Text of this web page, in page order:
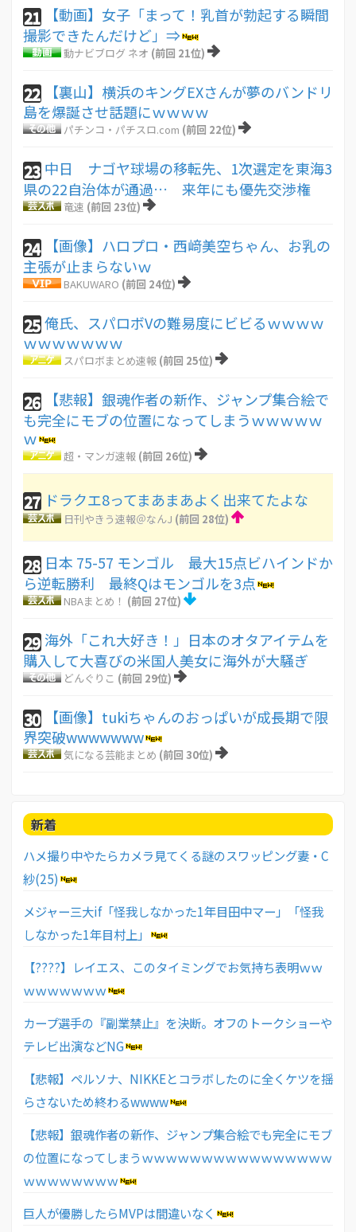
21
【動画】女子「まって！乳首が勃起する瞬間
撮影できたんだけど」⇒
動ナビブログ ネオ (前回 21位)
22
【裏山】横浜のキングEXさんが夢のバンドリ
島を爆誕させ話題にｗｗｗｗ
パチンコ・パチスロ.com (前回 22位)
23 中日 ナゴヤ球場の移転先、1次選定を東海3
県の22自治体が通過… 来年にも優先交渉権
竜速 (前回 23位)
24
【画像】ハロプロ・西﨑美空ちゃん、お乳の
主張が止まらないｗ
BAKUWARO (前回 24位)
25俺氏、スパロボVの難易度にビビるｗｗｗｗ
ｗｗｗｗｗｗｗ
スパロボまとめ速報 (前回 25位)
26
【悲報】銀魂作者の新作、ジャンプ集合絵で
も完全にモブの位置になってしまうｗｗｗｗｗ
ｗ
超・マンガ速報 (前回 26位)
27 ドラクエ8ってまあまあよく出来てたよな
日刊やきう速報＠なんJ (前回 28位)
28 日本 75-57 モンゴル 最大15点ビハインドか
ら逆転勝利 最終Qはモンゴルを3点
NBAまとめ！ (前回 27位)
29 海外「これ大好き！」日本のオタアイテムを
購入して大喜びの米国人美女に海外が大騒ぎ
どんぐりこ (前回 29位)
30
【画像】tukiちゃんのおっぱいが成長期で限
界突破wwwwwww
気になる芸能まとめ (前回 30位)
新着
ハメ撮り中やたらカメラ見てくる謎のスワッピング妻・C
紗(25)
メジャー三大if「怪我しなかった1年目田中マー」「怪我
しなかった1年目村上」
【????】レイエス、このタイミングでお気持ち表明ｗｗ
ｗｗｗｗｗｗｗ
カープ選手の『副業禁止』を決断。オフのトークショーや
テレビ出演などNG
【悲報】ペルソナ、NIKKEとコラボしたのに全くケツを揺
らさないため終わるwwww
【悲報】銀魂作者の新作、ジャンプ集合絵でも完全にモブ
の位置になってしまうｗｗｗｗｗｗｗｗｗｗｗｗｗｗｗｗ
ｗｗｗｗｗｗｗｗ
巨人が優勝したらMVPは間違いなく